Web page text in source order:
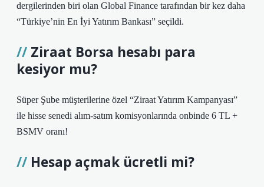
dergilerinden biri olan Global Finance tarafından bir kez daha
“Türkiye’nin En İyi Yatırım Bankası” seçildi.
Ziraat Borsa hesabı para
kesiyor mu?
Süper Şube müşterilerine özel “Ziraat Yatırım Kampanyası”
ile hisse senedi alım-satım komisyonlarında onbinde 6 TL +
BSMV oranı!
Hesap açmak ücretli mi?